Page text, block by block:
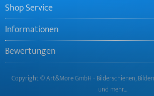
Shop Service
Informationen
Bewertungen
Copyright © Art&More GmbH - Bilderschienen,
und mehr…